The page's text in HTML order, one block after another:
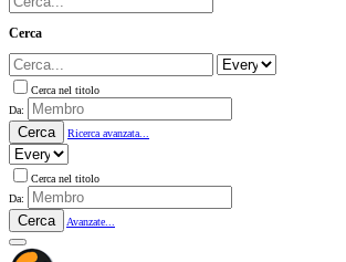
Cerca
Cerca nel titolo
Da:
Cerca Ricerca avanzata...
Cerca nel titolo
Da:
Cerca Avanzate...